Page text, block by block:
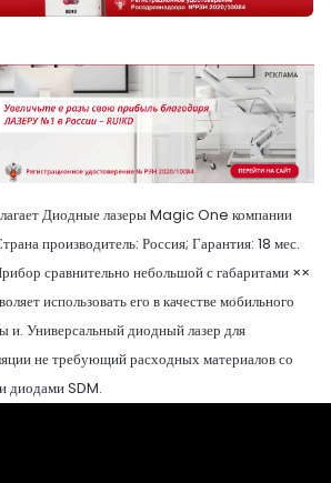
Диодные лазеры Magic One компании
производитель: Россия; Гарантия: 18 мес.
сравнительно небольшой с габаритами ××
использовать его в качестве мобильного
и. Универсальный диодный лазер для
не требующий расходных материалов со
диодами SDM.